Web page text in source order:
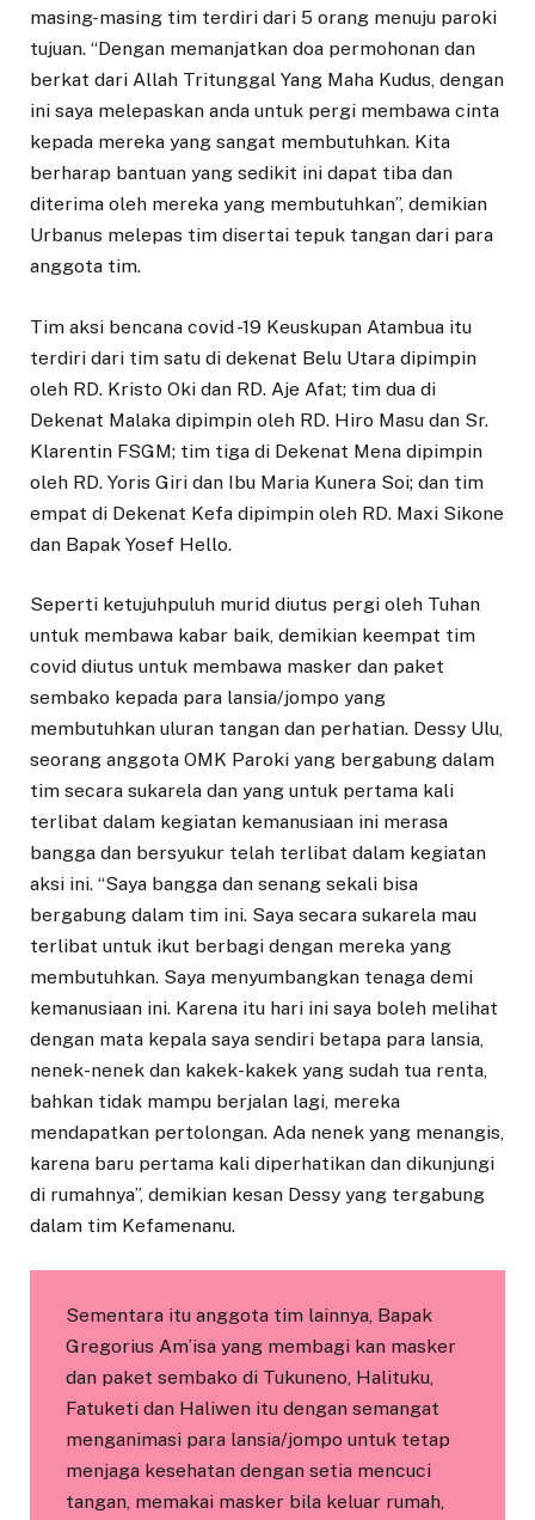
masing-masing tim terdiri dari 5 orang menuju paroki
tujuan. “Dengan memanjatkan doa permohonan dan
berkat dari Allah Tritunggal Yang Maha Kudus, dengan
ini saya melepaskan anda untuk pergi membawa cinta
kepada mereka yang sangat membutuhkan. Kita
berharap bantuan yang sedikit ini dapat tiba dan
diterima oleh mereka yang membutuhkan”, demikian
Urbanus melepas tim disertai tepuk tangan dari para
anggota tim.
Tim aksi bencana covid -19 Keuskupan Atambua itu
terdiri dari tim satu di dekenat Belu Utara dipimpin
oleh RD. Kristo Oki dan RD. Aje Afat; tim dua di
Dekenat Malaka dipimpin oleh RD. Hiro Masu dan Sr.
Klarentin FSGM; tim tiga di Dekenat Mena dipimpin
oleh RD. Yoris Giri dan Ibu Maria Kunera Soi; dan tim
empat di Dekenat Kefa dipimpin oleh RD. Maxi Sikone
dan Bapak Yosef Hello.
Seperti ketujuhpuluh murid diutus pergi oleh Tuhan
untuk membawa kabar baik, demikian keempat tim
covid diutus untuk membawa masker dan paket
sembako kepada para lansia/jompo yang
membutuhkan uluran tangan dan perhatian. Dessy Ulu,
seorang anggota OMK Paroki yang bergabung dalam
tim secara sukarela dan yang untuk pertama kali
terlibat dalam kegiatan kemanusiaan ini merasa
bangga dan bersyukur telah terlibat dalam kegiatan
aksi ini. “Saya bangga dan senang sekali bisa
bergabung dalam tim ini. Saya secara sukarela mau
terlibat untuk ikut berbagi dengan mereka yang
membutuhkan. Saya menyumbangkan tenaga demi
kemanusiaan ini. Karena itu hari ini saya boleh melihat
dengan mata kepala saya sendiri betapa para lansia,
nenek-nenek dan kakek-kakek yang sudah tua renta,
bahkan tidak mampu berjalan lagi, mereka
mendapatkan pertolongan. Ada nenek yang menangis,
karena baru pertama kali diperhatikan dan dikunjungi
di rumahnya”, demikian kesan Dessy yang tergabung
dalam tim Kefamenanu.
Sementara itu anggota tim lainnya, Bapak
Gregorius Am’isa yang membagi kan masker
dan paket sembako di Tukuneno, Halituku,
Fatuketi dan Haliwen itu dengan semangat
menganimasi para lansia/jompo untuk tetap
menjaga kesehatan dengan setia mencuci
tangan, memakai masker bila keluar rumah,